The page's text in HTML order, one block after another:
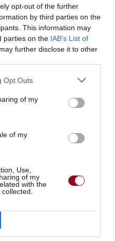
opt-out of the further
by third parties on the
This information may
parties on the IAB’s List of
further disclose it to other
Opt Outs
of my
of my
Use,
of my
with the
Is Listening
Vidéos
musical :
la guitare chez
MP3 sur
MP3 ou trouver le CD sur
sur
ou une partition au